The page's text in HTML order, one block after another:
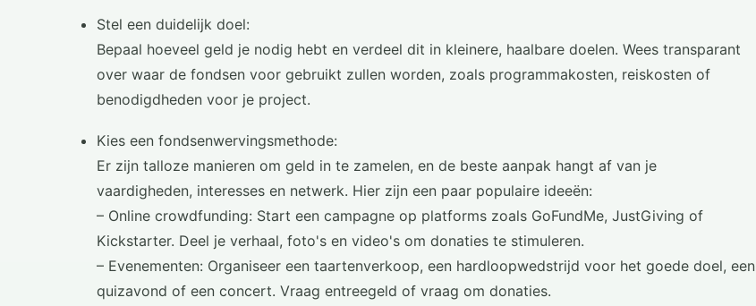
Stel een duidelijk doel:
Bepaal hoeveel geld je nodig hebt en verdeel dit in kleinere, haalbare doelen. Wees transparant
over waar de fondsen voor gebruikt zullen worden, zoals programmakosten, reiskosten of
benodigdheden voor je project.
Kies een fondsenwervingsmethode:
Er zijn talloze manieren om geld in te zamelen, en de beste aanpak hangt af van je
vaardigheden, interesses en netwerk. Hier zijn een paar populaire ideeën:
– Online crowdfunding: Start een campagne op platforms zoals GoFundMe, JustGiving of
Kickstarter. Deel je verhaal, foto's en video's om donaties te stimuleren.
– Evenementen: Organiseer een taartenverkoop, een hardloopwedstrijd voor het goede doel, een
quizavond of een concert. Vraag entreegeld of vraag om donaties.